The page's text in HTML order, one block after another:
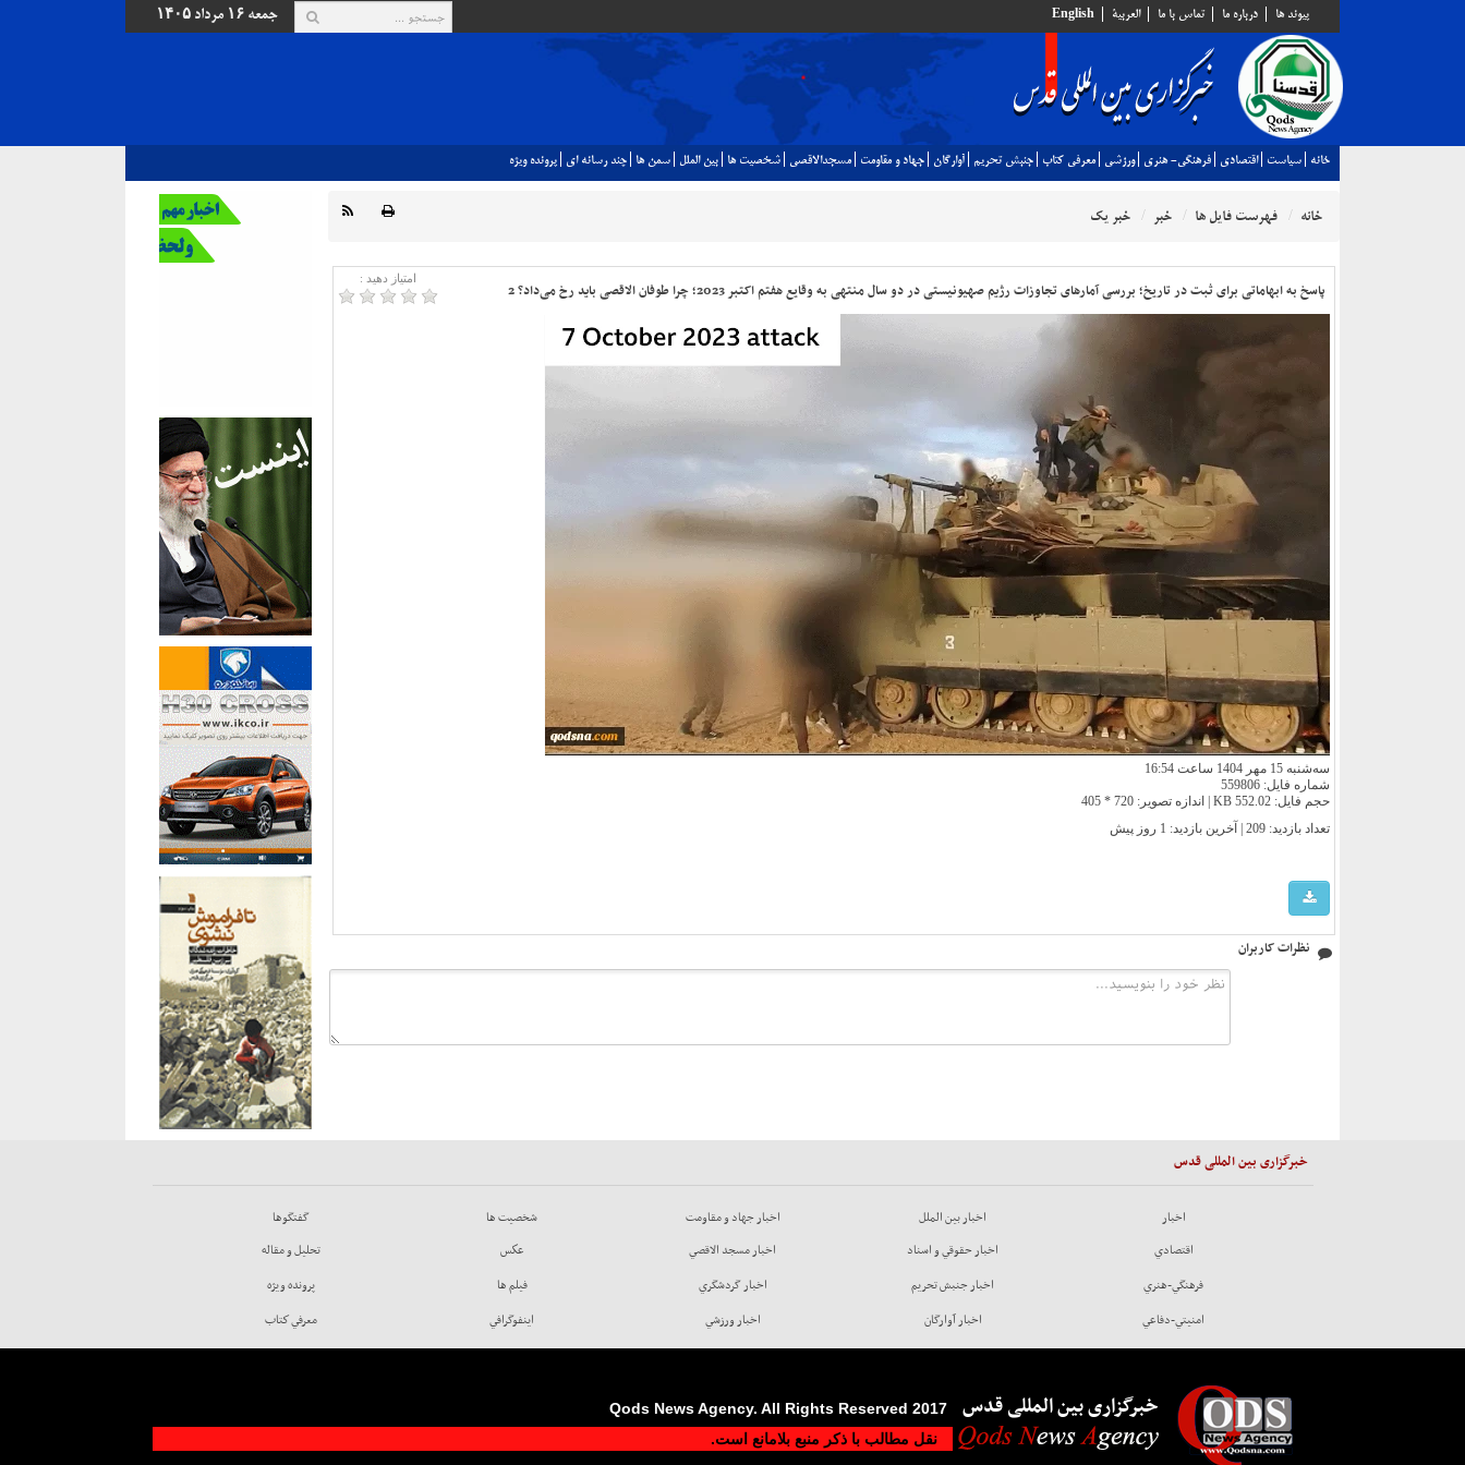
پيوند ها درباره ما تماس با ما العربية English جمعه ۱۶ مرداد ۱۴۰۵
خانه سياست اقتصادي فرهنگي- هنري ورزشي معرفي كتاب جنبش تحريم آوارگان جهاد و مقاومت مسجدالاقصي شخصيت ها بين الملل سمن ها چند رسانه اي پرونده ويژه
خانه فهرست فایل ها خبر خبر یک
امتیاز دهید :
پاسخ به ابهاماتی برای ثبت در تاریخ؛ بررسی آمارهای تجاوزات رژیم صهیونیستی در دو سال منتهی به وقایع هفتم اکتبر 2023؛ چرا طوفان الاقصی باید رخ می‌داد؟ 2
سه‌شنبه 15 مهر 1404 ساعت 16:54
شماره فایل: 559806
حجم فایل: 552.02 KB | اندازه تصویر: 720 * 405
تعداد بازدید: 209 | آخرین بازدید:
1 روز پیش
نظرات کاربران
خبرگزاری بین المللی قدس
اخبار
اقتصادي
فرهنگي-هنري
امنيتي-دفاعي
اخبار بين الملل
اخبار حقوقي و اسناد
اخبار جنبش تحريم
اخبار آوارگان
اخبار جهاد و مقاومت
اخبار مسجد الاقصي
اخبار گردشگري
اخبار ورزشي
شخصيت ها
عكس
فيلم ها
اينفوگرافي
گفتگوها
تحليل و مقاله
پرونده ويژه
معرفي كتاب
خبرگزاری بین المللی قدس
2017 Qods News Agency. All Rights Reserved
نقل مطالب با ذکر منبع بلامانع است.